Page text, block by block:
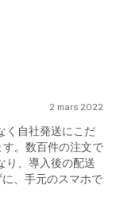
2 mars 2022
く自社発送にこだ
。数百件の注文で
り、導入後の配送
、手元のスマホで